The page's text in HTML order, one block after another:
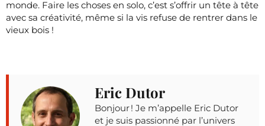
monde. Faire les choses en solo, c’est s’offrir un tête à tête
avec sa créativité, même si la vis refuse de rentrer dans le
vieux bois !
Eric Dutor
Bonjour ! Je m’appelle Eric Dutor
et je suis passionné par l’univers